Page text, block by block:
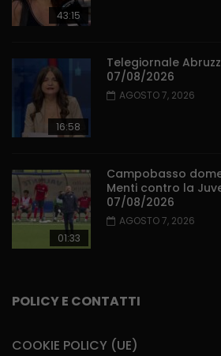
43:15
16:58
Telegiornale
07/08/2026
AGOSTO 7, 2026
01:33
Campobasso
Menti contro la
07/08/2026
AGOSTO 7, 2026
POLICY E CONTATTI
COOKIE POLICY (UE)